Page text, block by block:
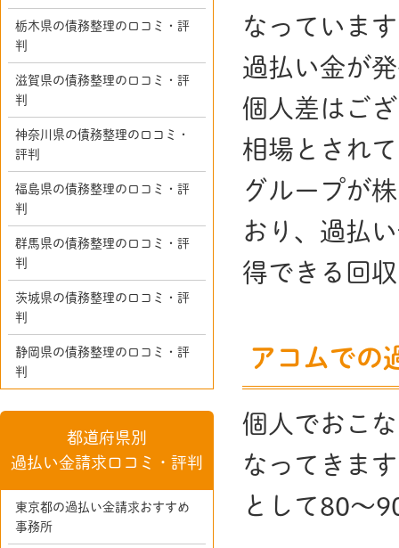
なっていま
過払い金が
個人差はご
相場とされ
グループが
おり、過払
得できる回
アコムでの
個人でおこ
なってきま
として80～
栃木県の債務整理の口コミ・評
判
滋賀県の債務整理の口コミ・評
判
神奈川県の債務整理の口コミ・
評判
福島県の債務整理の口コミ・評
判
群馬県の債務整理の口コミ・評
判
茨城県の債務整理の口コミ・評
判
静岡県の債務整理の口コミ・評
判
都道府県別
過払い金請求口コミ・評判
東京都の過払い金請求おすすめ
事務所